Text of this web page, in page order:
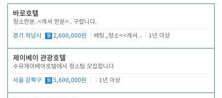
바로호텔
청소한분..<캐셔 한분>.. 구합니다.
경기 하남시 월 2,600,000원 베팅.,청소<<캐셔 모셔봅니다. 1년 이상
제이베이 관광호텔
수유제이베이호텔에서 청소팀 모집합니다
서울 강북구 월 5,600,000원 1년 이상